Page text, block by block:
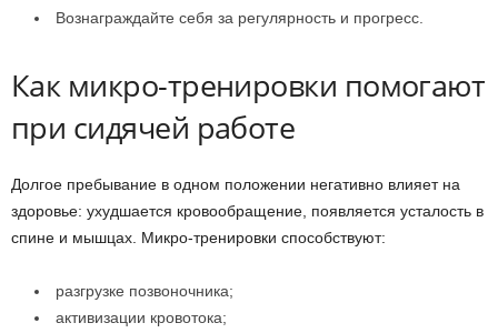
Вознаграждайте себя за регулярность и прогресс.
Как микро-тренировки помогают
при сидячей работе
Долгое пребывание в одном положении негативно влияет на
здоровье: ухудшается кровообращение, появляется усталость в
спине и мышцах. Микро-тренировки способствуют:
разгрузке позвоночника;
активизации кровотока;